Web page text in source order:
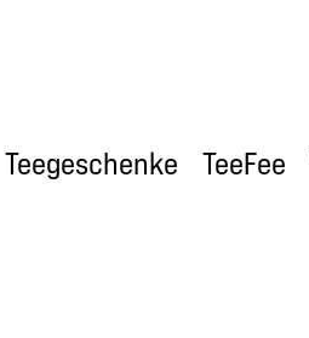
Teegeschenke TeeFee